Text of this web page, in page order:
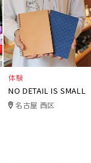
体験
NO DETAIL IS SMALL
名古屋 西区